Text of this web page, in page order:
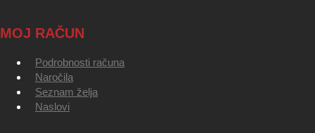
MOJ RAČUN
Podrobnosti računa
Naročila
Seznam želja
Naslovi